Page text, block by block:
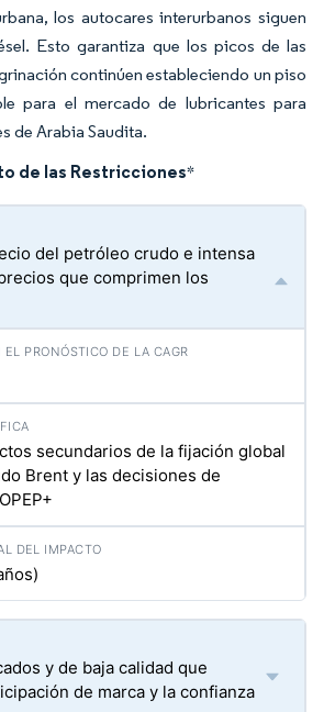
los autocares interurbanos siguen
Esto garantiza que los picos de las
continúen estableciendo un piso
para el mercado de lubricantes para
de Arabia Saudita.
de las Restricciones*
del petróleo crudo e intensa
que comprimen los
secundarios de la fijación global
Brent y las decisiones de
y de baja calidad que
de marca y la confianza